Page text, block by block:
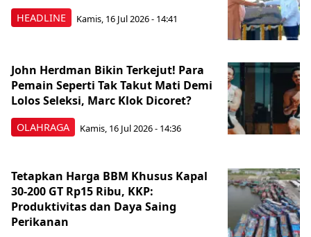
HEADLINE Kamis, 16 Jul 2026 - 14:41
OLAHRAGA
John Herdman Bikin Terkejut! Para
Pemain Seperti Tak Takut Mati Demi
Lolos Seleksi, Marc Klok Dicoret?
Kamis, 16 Jul 2026 - 14:36
Tetapkan Harga BBM Khusus Kapal
30-200 GT Rp15 Ribu, KKP:
Produktivitas dan Daya Saing
Perikanan